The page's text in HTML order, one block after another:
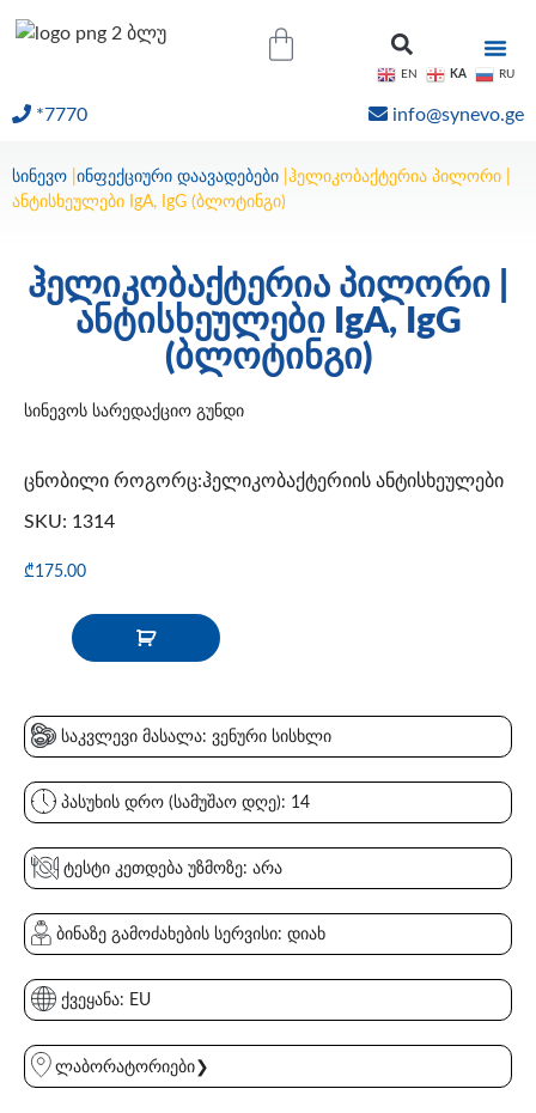
*7770 info@synevo.ge
სინევო ინფექციური დაავადებები ჰელიკობაქტერია პილორი |
ანტისხეულები IgA, IgG (ბლოტინგი)
ჰელიკობაქტერია პილორი |
ანტისხეულები IgA, IgG
(ბლოტინგი)
სინევოს სარედაქციო გუნდი
ცნობილი როგორც:ჰელიკობაქტერიის ანტისხეულები
SKU: 1314
₾175.00
საკვლევი მასალა: ვენური სისხლი
პასუხის დრო (სამუშაო დღე): 14
ტესტი კეთდება უზმოზე: არა
ბინაზე გამოძახების სერვისი: დიახ
ქვეყანა: EU
ლაბორატორიები❯
EN KA RU